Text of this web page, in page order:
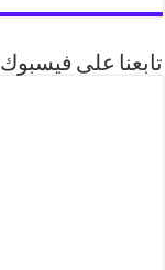
تابعنا على فيسبوك